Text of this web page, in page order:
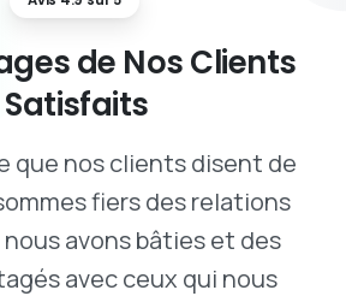
de NosClients
Satisfaits
que nos clients disent de
fiers des relations
avons bâties et des
avec ceux qui nous